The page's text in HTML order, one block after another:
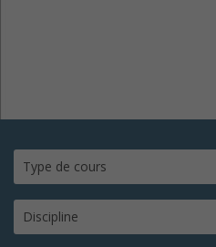
durable, un
Type de cours
Discipline